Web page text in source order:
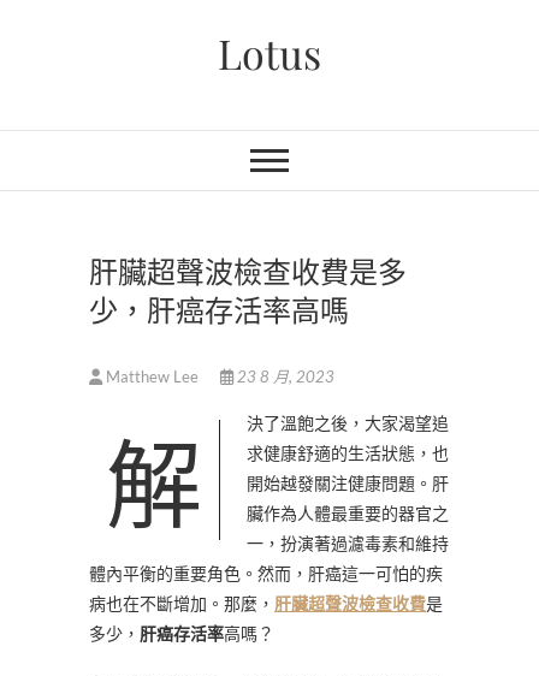
Lotus
肝臟超聲波檢查收費是多
少，肝癌存活率高嗎
Matthew Lee 23 8 月, 2023
解決了溫飽之後，大家渴望追
求健康舒適的生活狀態，也
開始越發關注健康問題。肝
臟作為人體最重要的器官之
一，扮演著過濾毒素和維持
體內平衡的重要角色。然而，肝癌這一可怕的疾
病也在不斷增加。那麼， 肝臟超聲波檢查收費是
多少， 肝癌存活率高嗎？